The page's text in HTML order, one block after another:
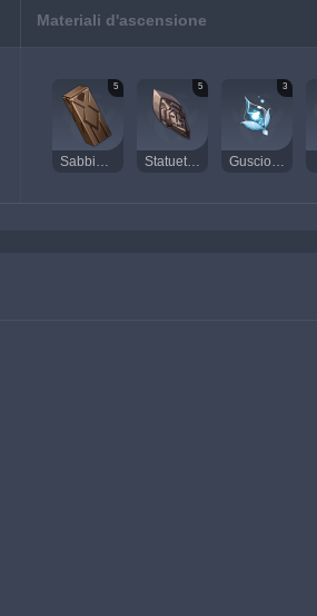
Materiali d'ascensione
5 5 3